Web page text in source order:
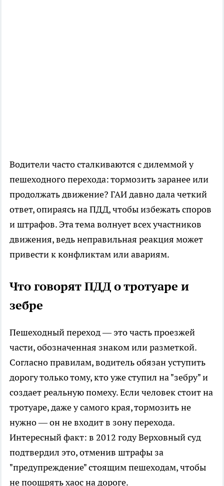
Водители часто сталкиваются с дилеммой у
пешеходного перехода: тормозить заранее или
продолжать движение? ГАИ давно дала четкий
ответ, опираясь на ПДД, чтобы избежать споров
и штрафов. Эта тема волнует всех участников
движения, ведь неправильная реакция может
привести к конфликтам или авариям.
Что говорят ПДД о тротуаре и
зебре
Пешеходный переход — это часть проезжей
части, обозначенная знаком или разметкой.
Согласно правилам, водитель обязан уступить
дорогу только тому, кто уже ступил на "зебру" и
создает реальную помеху. Если человек стоит на
тротуаре, даже у самого края, тормозить не
нужно — он не входит в зону перехода.
Интересный факт: в 2012 году Верховный суд
подтвердил это, отменив штрафы за
"предупреждение" стоящим пешеходам, чтобы
не поощрять хаос на дороге.